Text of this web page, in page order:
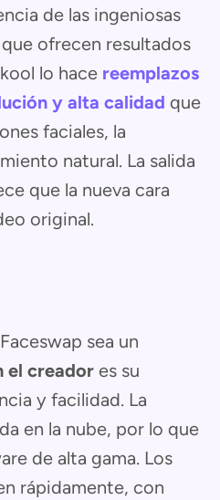
de las ingeniosas
ofrecen resultados
lo hace reemplazos
y alta calidad que
faciales, la
natural. La salida
que la nueva cara
original.
sea un
el creador es su
y facilidad. La
en la nube, por lo que
de alta gama. Los
rápidamente, con